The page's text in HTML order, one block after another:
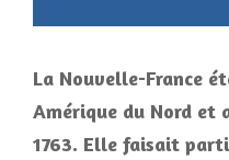
La Nouvelle-France
Amérique du Nord et
1763. Elle faisait